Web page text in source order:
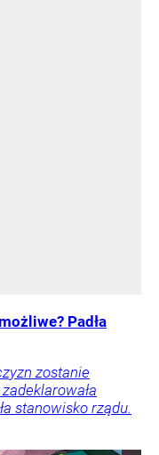
Padła
zostanie
stanowisko rządu.